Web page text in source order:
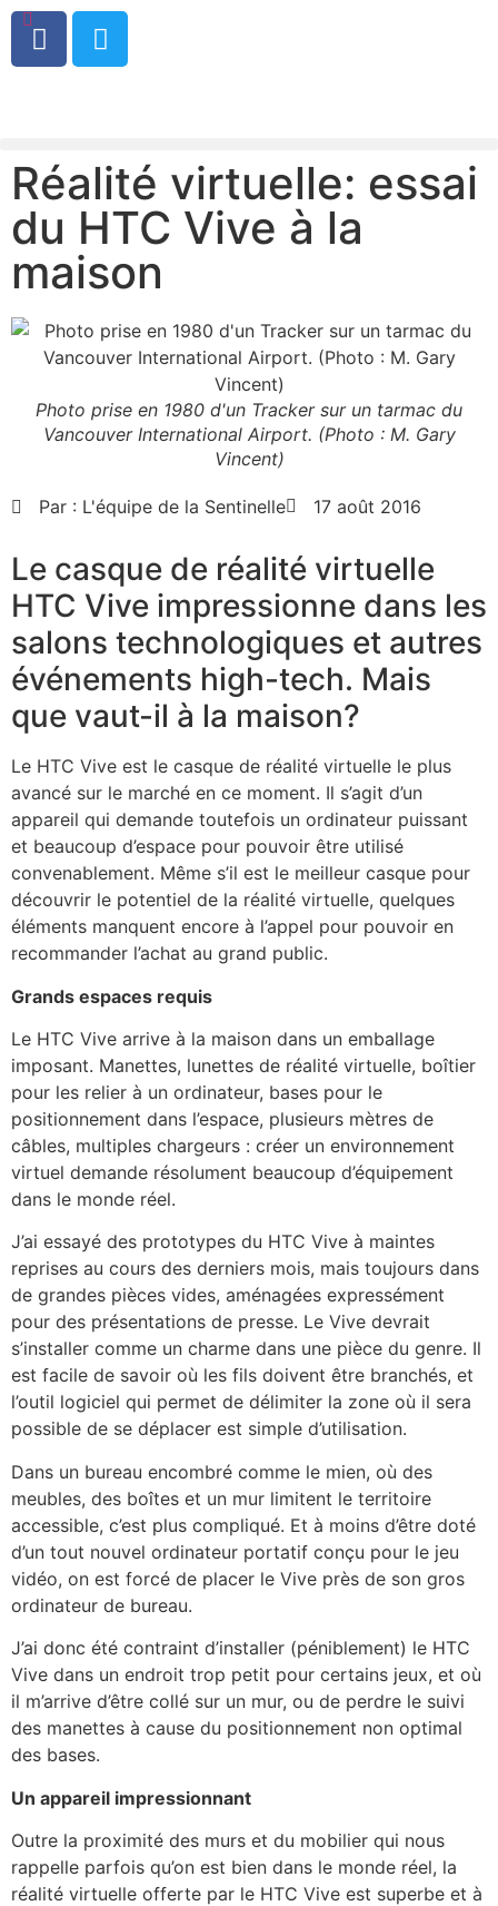
0
Réalité virtuelle: essai
du HTC Vive à la
maison
Photo prise en 1980 d'un Tracker sur un tarmac du
Vancouver International Airport. (Photo : M. Gary
Vincent)
Par : L'équipe de la Sentinelle 17 août 2016
Le casque de réalité virtuelle
HTC Vive impressionne dans les
salons technologiques et autres
événements high-tech. Mais
que vaut-il à la maison?
Le HTC Vive est le casque de réalité virtuelle le plus
avancé sur le marché en ce moment. Il s’agit d’un
appareil qui demande toutefois un ordinateur puissant
et beaucoup d’espace pour pouvoir être utilisé
convenablement. Même s’il est le meilleur casque pour
découvrir le potentiel de la réalité virtuelle, quelques
éléments manquent encore à l’appel pour pouvoir en
recommander l’achat au grand public.
Grands espaces requis
Le HTC Vive arrive à la maison dans un emballage
imposant. Manettes, lunettes de réalité virtuelle, boîtier
pour les relier à un ordinateur, bases pour le
positionnement dans l’espace, plusieurs mètres de
câbles, multiples chargeurs : créer un environnement
virtuel demande résolument beaucoup d’équipement
dans le monde réel.
J’ai essayé des prototypes du HTC Vive à maintes
reprises au cours des derniers mois, mais toujours dans
de grandes pièces vides, aménagées expressément
pour des présentations de presse. Le Vive devrait
s’installer comme un charme dans une pièce du genre. Il
est facile de savoir où les fils doivent être branchés, et
l’outil logiciel qui permet de délimiter la zone où il sera
possible de se déplacer est simple d’utilisation.
Dans un bureau encombré comme le mien, où des
meubles, des boîtes et un mur limitent le territoire
accessible, c’est plus compliqué. Et à moins d’être doté
d’un tout nouvel ordinateur portatif conçu pour le jeu
vidéo, on est forcé de placer le Vive près de son gros
ordinateur de bureau.
J’ai donc été contraint d’installer (péniblement) le HTC
Vive dans un endroit trop petit pour certains jeux, et où
il m’arrive d’être collé sur un mur, ou de perdre le suivi
des manettes à cause du positionnement non optimal
des bases.
Un appareil impressionnant
Outre la proximité des murs et du mobilier qui nous
rappelle parfois qu’on est bien dans le monde réel, la
réalité virtuelle offerte par le HTC Vive est superbe et à